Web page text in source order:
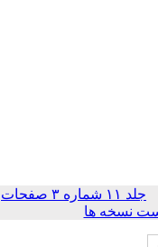
جلد ۱۱ شماره ۳ صفحات
نسخه ها